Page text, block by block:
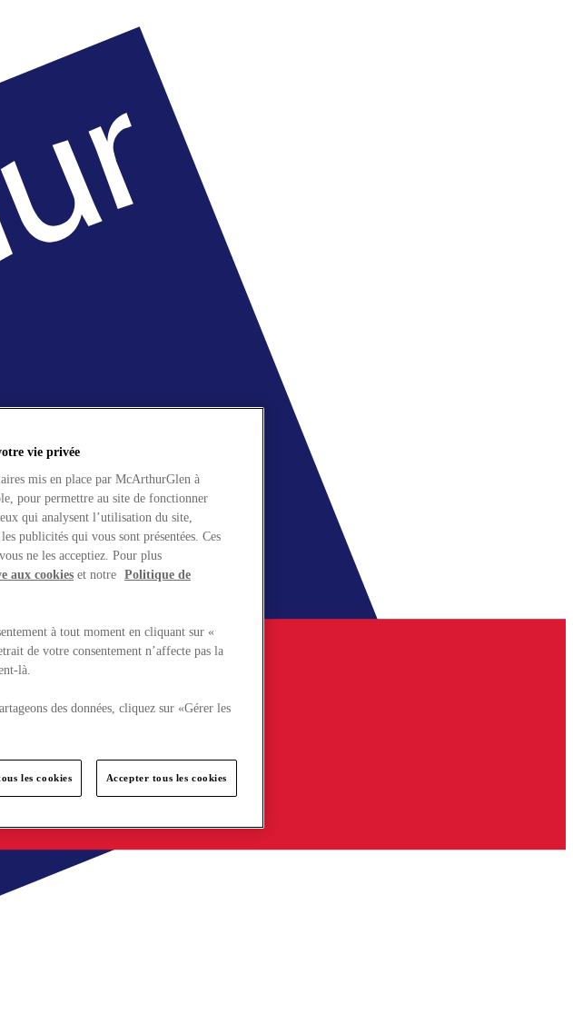
vie privée
mis en place par McArthurGlen à
pour permettre au site de fonctionner
qui analysent l’utilisation du site,
publicités qui vous sont présentées. Ces
ne les acceptiez. Pour plus
aux cookies et notre Politique de
à tout moment en cliquant sur «
de votre consentement n’affecte pas la
là.
des données, cliquez sur «Gérer les
les cookies Accepter tous les cookies